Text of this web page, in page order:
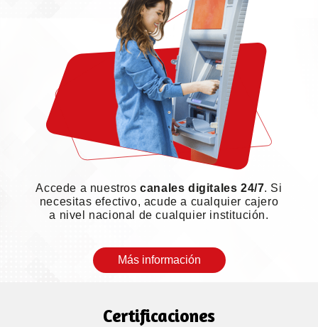
Accede a nuestroscanales digitales 24/7. Si
necesitas efectivo, acude a cualquier cajero
a nivel nacional de cualquier institución.
Más información
Certificaciones